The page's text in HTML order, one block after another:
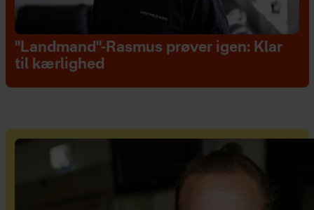
"Landmand"-Rasmus prøver igen: Klar
til kærlighed